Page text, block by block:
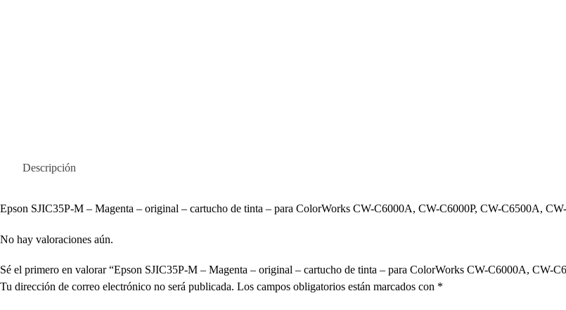
Descripción
Epson SJIC35P-M – Magenta – original – cartucho de tinta – para ColorWorks CW-C6000A, CW-C6000P, CW-C6500A,
No hay valoraciones aún.
Sé el primero en valorar “Epson SJIC35P-M – Magenta – original – cartucho de tinta – para ColorWorks CW-C6000A, CW-
Tu dirección de correo electrónico no será publicada. Los campos obligatorios están marcados con *